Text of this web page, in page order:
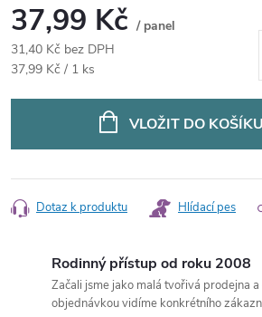
37,99 Kč / panel
31,40 Kč bez DPH
Měrná
37,99 Kč / 1 ks
VLOŽIT DO KOŠÍKU
Dotaz k produktu Hlídací pes
Rodinný přístup od roku 2008
Začali jsme jako malá tvořivá prodejna
objednávkou vidíme konkrétního